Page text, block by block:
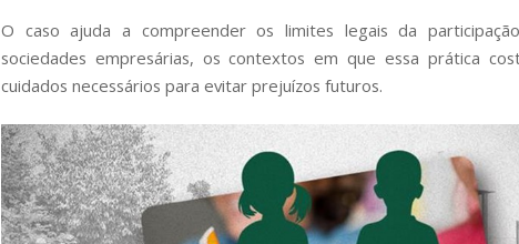
O caso ajuda a compreender os limites legais da
sociedades empresárias, os contextos em que essa prática
cuidados necessários para evitar prejuízos futuros.